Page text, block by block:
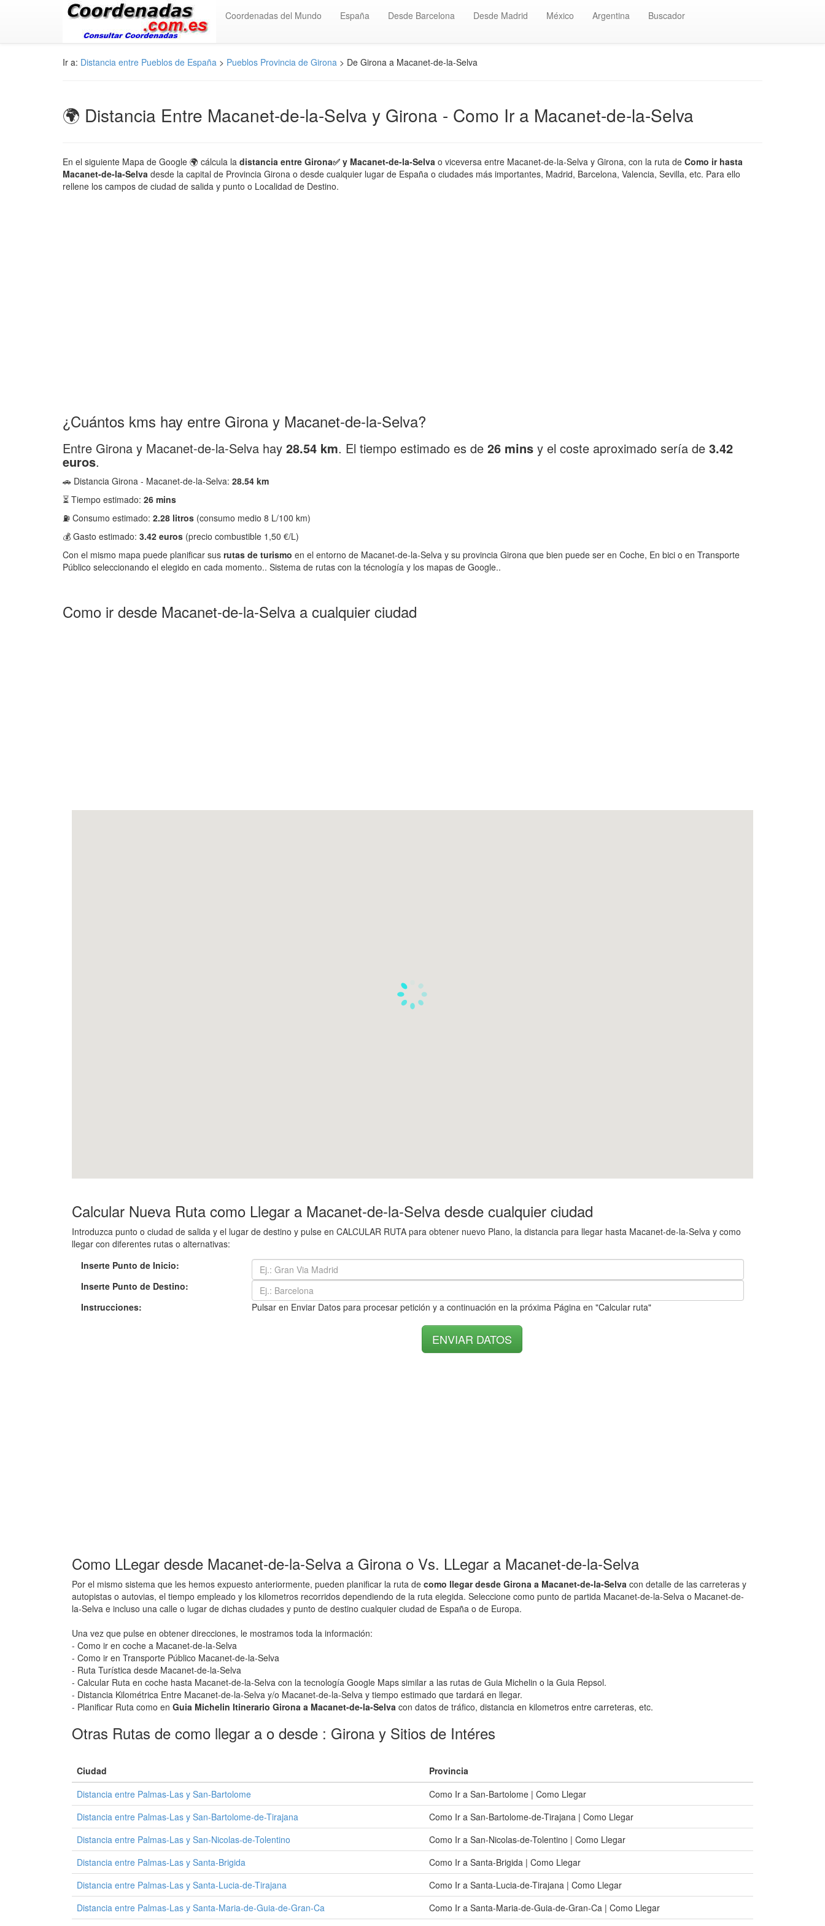
Coordenadas del Mundo España Desde Barcelona Desde Madrid México Argentina Buscador
Ir a: Distancia entre Pueblos de España > Pueblos Provincia de Girona > De Girona a Macanet-de-la-Selva
🌍 Distancia Entre Macanet-de-la-Selva y Girona - Como Ir a Macanet-de-la-Selva
En el siguiente Mapa de Google 🌍 cálcula la distancia entre Girona✅ y Macanet-de-la-Selva o viceversa entre Macanet-de-la-Selva y Girona, con la ruta de Como ir hasta
Macanet-de-la-Selva desde la capital de Provincia Girona o desde cualquier lugar de España o ciudades más importantes, Madrid, Barcelona, Valencia, Sevilla, etc. Para ello
rellene los campos de ciudad de salida y punto o Localidad de Destino.
¿Cuántos kms hay entre Girona y Macanet-de-la-Selva?
Entre Girona y Macanet-de-la-Selva hay 28.54 km. El tiempo estimado es de 26 mins y el coste aproximado sería de 3.42
euros.
🚗 Distancia Girona - Macanet-de-la-Selva: 28.54 km
⏳ Tiempo estimado: 26 mins
⛽ Consumo estimado: 2.28 litros (consumo medio 8 L/100 km)
💰 Gasto estimado: 3.42 euros (precio combustible 1,50 €/L)
Con el mismo mapa puede planificar sus rutas de turismo en el entorno de Macanet-de-la-Selva y su provincia Girona que bien puede ser en Coche, En bici o en Transporte
Público seleccionando el elegido en cada momento.. Sistema de rutas con la técnología y los mapas de Google..
Como ir desde Macanet-de-la-Selva a cualquier ciudad
Calcular Nueva Ruta como Llegar a Macanet-de-la-Selva desde cualquier ciudad
Introduzca punto o ciudad de salida y el lugar de destino y pulse en CALCULAR RUTA para obtener nuevo Plano, la distancia para llegar hasta Macanet-de-la-Selva y como
llegar con diferentes rutas o alternativas:
Inserte Punto de Inicio:
Inserte Punto de Destino:
Instrucciones:
Pulsar en Enviar Datos para procesar petición y a continuación en la próxima Página en "Calcular ruta"
Como LLegar desde Macanet-de-la-Selva a Girona o Vs. LLegar a Macanet-de-la-Selva
Por el mismo sistema que les hemos expuesto anteriormente, pueden planificar la ruta de como llegar desde Girona a Macanet-de-la-Selva con detalle de las carreteras y
autopistas o autovias, el tiempo empleado y los kilometros recorridos dependiendo de la ruta elegida. Seleccione como punto de partida Macanet-de-la-Selva o Macanet-de-
la-Selva e incluso una calle o lugar de dichas ciudades y punto de destino cualquier ciudad de España o de Europa.
Una vez que pulse en obtener direcciones, le mostramos toda la información:
- Como ir en coche a Macanet-de-la-Selva
- Como ir en Transporte Público Macanet-de-la-Selva
- Ruta Turística desde Macanet-de-la-Selva
- Calcular Ruta en coche hasta Macanet-de-la-Selva con la tecnología Google Maps similar a las rutas de Guia Michelin o la Guia Repsol.
- Distancia Kilométrica Entre Macanet-de-la-Selva y/o Macanet-de-la-Selva y tiempo estimado que tardará en llegar.
- Planificar Ruta como en Guia Michelin Itinerario Girona a Macanet-de-la-Selva con datos de tráfico, distancia en kilometros entre carreteras, etc.
Otras Rutas de como llegar a o desde : Girona y Sitios de Intéres
Ciudad
Provincia
Distancia entre Palmas-Las y San-Bartolome
Como Ir a San-Bartolome | Como Llegar
Distancia entre Palmas-Las y San-Bartolome-de-Tirajana
Como Ir a San-Bartolome-de-Tirajana | Como Llegar
Distancia entre Palmas-Las y San-Nicolas-de-Tolentino
Como Ir a San-Nicolas-de-Tolentino | Como Llegar
Distancia entre Palmas-Las y Santa-Brigida
Como Ir a Santa-Brigida | Como Llegar
Distancia entre Palmas-Las y Santa-Lucia-de-Tirajana
Como Ir a Santa-Lucia-de-Tirajana | Como Llegar
Distancia entre Palmas-Las y Santa-Maria-de-Guia-de-Gran-Ca
Como Ir a Santa-Maria-de-Guia-de-Gran-Ca | Como Llegar